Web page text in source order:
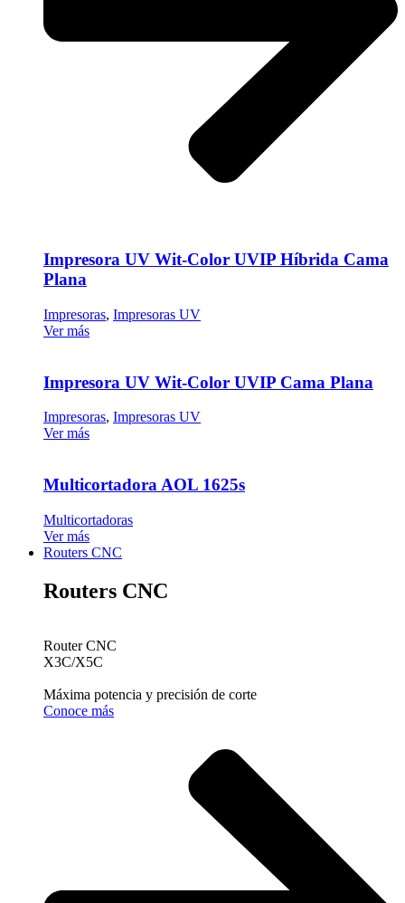
Impresora UV Wit-Color UVIP Híbrida Cama
Plana
Impresoras, Impresoras UV
Ver más
Impresora UV Wit-Color UVIP Cama Plana
Impresoras, Impresoras UV
Ver más
Multicortadora AOL 1625s
Multicortadoras
Ver más
Routers CNC
Routers CNC
Router CNC
X3C/X5C
Máxima potencia y precisión de corte
Conoce más